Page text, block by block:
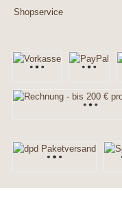
Shopservice